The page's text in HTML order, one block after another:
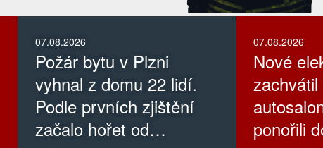
07.08.2026
Požár bytu v Plzni
vyhnal z domu 22 lidí.
Podle prvních zjištění
začalo hořet od
07.08.2026
Nové
ponořili